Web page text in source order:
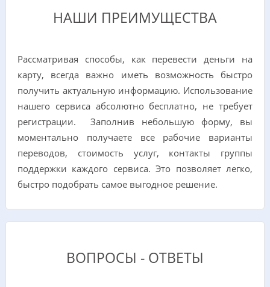
НАШИ ПРЕИМУЩЕСТВА
Рассматривая способы, как перевести деньги на
карту, всегда важно иметь возможность быстро
получить актуальную информацию. Использование
нашего сервиса абсолютно бесплатно, не требует
регистрации. Заполнив небольшую форму, вы
моментально получаете все рабочие варианты
переводов, стоимость услуг, контакты группы
поддержки каждого сервиса. Это позволяет легко,
быстро подобрать самое выгодное решение.
ВОПРОСЫ - ОТВЕТЫ